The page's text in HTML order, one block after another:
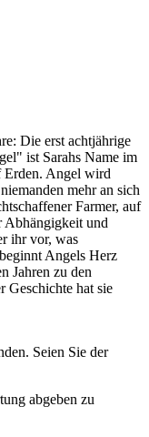
Die erst achtjährige
ist Sarahs Name im
Erden. Angel wird
mehr an sich
Farmer, auf
Abhängigkeit und
ihr vor, was
Angels Herz
Jahren zu den
Geschichte hat sie
Seien Sie der
abgeben zu